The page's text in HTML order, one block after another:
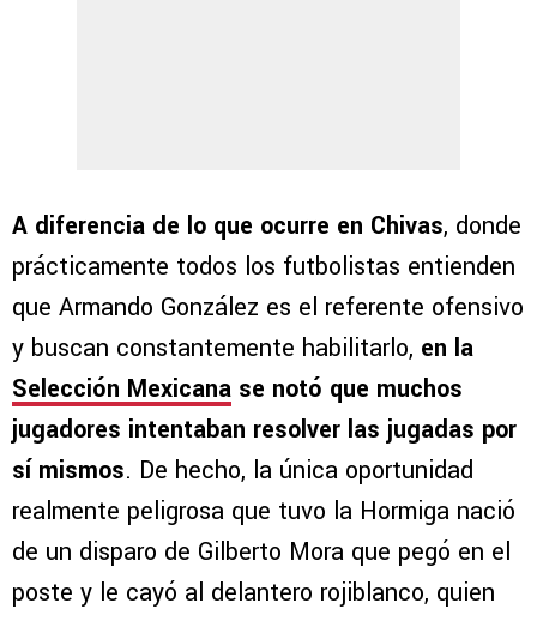
A diferencia de lo que ocurre en Chivas, donde
prácticamente todos los futbolistas entienden
que Armando González es el referente ofensivo
y buscan constantemente habilitarlo, en la
Selección Mexicana se notó que muchos
jugadores intentaban resolver las jugadas por
sí mismos. De hecho, la única oportunidad
realmente peligrosa que tuvo la Hormiga nació
de un disparo de Gilberto Mora que pegó en el
poste y le cayó al delantero rojiblanco, quien